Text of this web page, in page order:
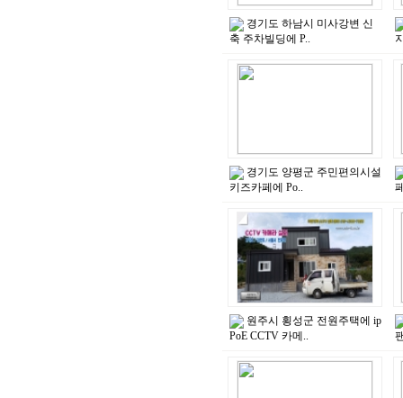
경기도 하남시 미사강변 신
축 주차빌딩에 P..
경기도 양평군 주민편의시설
키즈카페에 Po..
원주시 횡성군 전원주택에 ip
PoE CCTV 카메..